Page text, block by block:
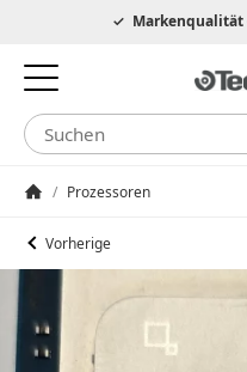
Hotline 0049 6205 3079975
Markenqualität
/ Prozessoren
Vorherige